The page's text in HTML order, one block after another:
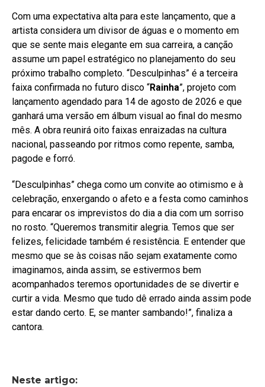
Com uma expectativa alta para este lançamento, que a
artista considera um divisor de águas e o momento em
que se sente mais elegante em sua carreira, a canção
assume um papel estratégico no planejamento do seu
próximo trabalho completo. “Desculpinhas” é a terceira
faixa confirmada no futuro disco “Rainha”, projeto com
lançamento agendado para 14 de agosto de 2026 e que
ganhará uma versão em álbum visual ao final do mesmo
mês. A obra reunirá oito faixas enraizadas na cultura
nacional, passeando por ritmos como repente, samba,
pagode e forró.
“Desculpinhas” chega como um convite ao otimismo e à
celebração, enxergando o afeto e a festa como caminhos
para encarar os imprevistos do dia a dia com um sorriso
no rosto. “Queremos transmitir alegria. Temos que ser
felizes, felicidade também é resistência. E entender que
mesmo que se às coisas não sejam exatamente como
imaginamos, ainda assim, se estivermos bem
acompanhados teremos oportunidades de se divertir e
curtir a vida. Mesmo que tudo dê errado ainda assim pode
estar dando certo. E, se manter sambando!”, finaliza a
cantora.
Neste artigo: